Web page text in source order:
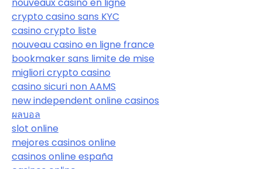
crypto casino sans KYC
casino crypto liste
nouveau casino en ligne france
bookmaker sans limite de mise
migliori crypto casino
casino sicuri non AAMS
new independent online casinos
ผลบอล
slot online
mejores casinos online
casinos online españa